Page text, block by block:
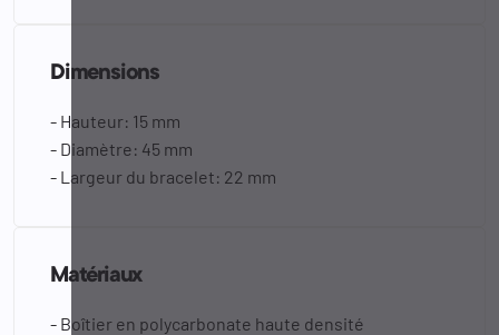
Dimensions
- Hauteur: 15 mm
- Diamètre: 45 mm
- Largeur du bracelet: 22 mm
Matériaux
- Boîtier en polycarbonate haute densité